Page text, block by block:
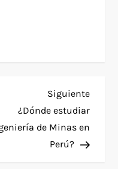
Siguiente
¿Dónde estudiar
de Minas en
Perú?